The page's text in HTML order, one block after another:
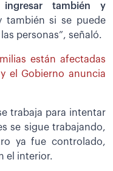
también y
también si se puede
personas”, señaló.
están afectadas
el Gobierno anuncia
trabaja para intentar
se sigue trabajando,
ya fue controlado,
el interior.